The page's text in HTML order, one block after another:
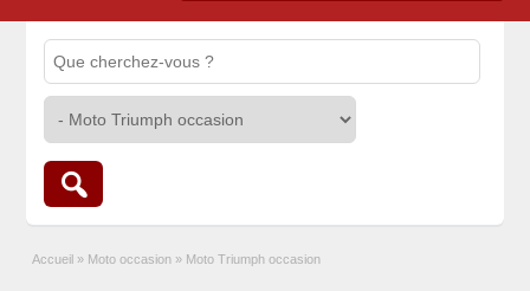
Accueil » Moto occasion » Moto Triumph occasion